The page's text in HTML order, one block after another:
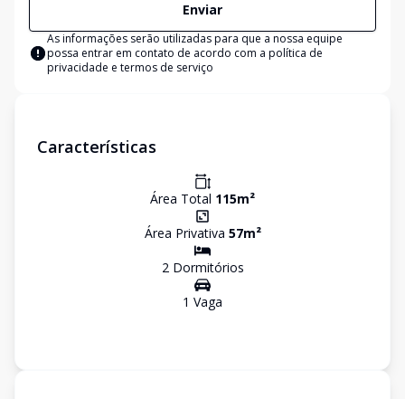
Enviar
As informações serão utilizadas para que a nossa equipe
possa entrar em contato de acordo com a política de
privacidade e termos de serviço
Características
Área Total 115m²
Área Privativa 57m²
2Dormitórios
1 Vaga